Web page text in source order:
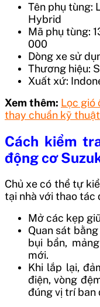
Tên phụ tùng:
Hybrid
Mã phụ tùng:
000
Dòng xe sử
Thương hiệu:
Xuất xứ:
Xem thêm: Lọc gió
thay chuẩn kỹ
Cách kiểm
động cơ
Chủ xe có thể tự
tại nhà với thao tác
Mở các kẹp
Quan sát
bụi bẩn,
mới.
Khi lắp lại,
điện, vòng
đúng vị trí ban